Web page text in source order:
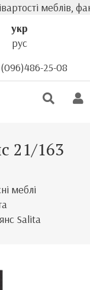
меблів,
укр
рус
(096)486-25-08
21/163
меблі
Salita